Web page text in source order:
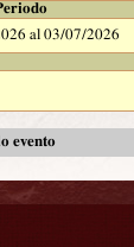
al 03/07/2026
evento